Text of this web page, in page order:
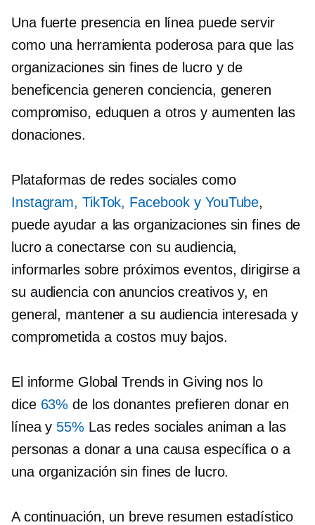
Una fuerte presencia en línea puede servir
como una herramienta poderosa para que las
organizaciones sin fines de lucro y de
beneficencia generen conciencia, generen
compromiso, eduquen a otros y aumenten las
donaciones.
Plataformas de redes sociales como
Instagram, TikTok, Facebook y YouTube,
puede ayudar a las organizaciones sin fines de
lucro a conectarse con su audiencia,
informarles sobre próximos eventos, dirigirse a
su audiencia con anuncios creativos y, en
general, mantener a su audiencia interesada y
comprometida a costos muy bajos.
El informe Global Trends in Giving nos lo
dice 63% de los donantes prefieren donar en
línea y 55% Las redes sociales animan a las
personas a donar a una causa específica o a
una organización sin fines de lucro.
A continuación, un breve resumen estadístico